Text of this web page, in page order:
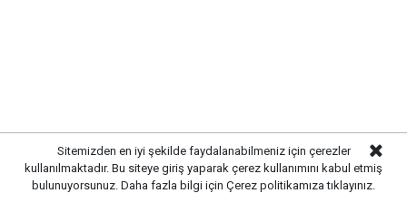
Sitemizden en iyi şekilde faydalanabilmeniz için çerezler
kullanılmaktadır. Bu siteye giriş yaparak çerez kullanımını kabul etmiş
bulunuyorsunuz. Daha fazla bilgi için Çerez politikamıza tıklayınız.